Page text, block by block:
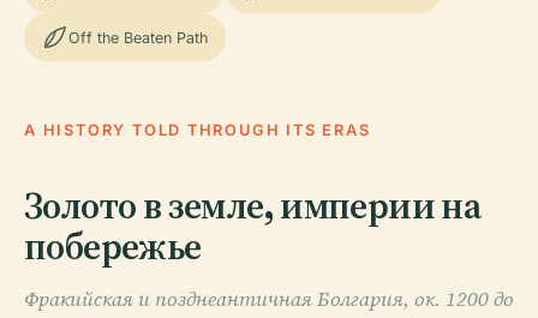
Off the Beaten Path
A HISTORY TOLD THROUGH ITS ERAS
Золото в земле, империи на
побережье
Фракийская и позднеантичная Болгария, ок. 1200 до